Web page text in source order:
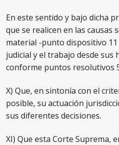
En este sentido y bajo dicha
que se realicen en las
material -punto dispositivo
judicial y el trabajo desde
conforme puntos resolutivos
X) Que, en sintonía con el
posible, su actuación
sus diferentes decisiones.
XI) Que esta Corte Suprema,